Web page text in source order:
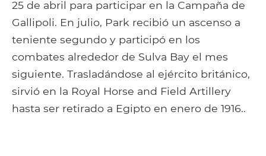
25 de abril para participar en la Campaña de
Gallipoli. En julio, Park recibió un ascenso a
teniente segundo y participó en los
combates alrededor de Sulva Bay el mes
siguiente. Trasladándose al ejército británico,
sirvió en la Royal Horse and Field Artillery
hasta ser retirado a Egipto en enero de 1916..